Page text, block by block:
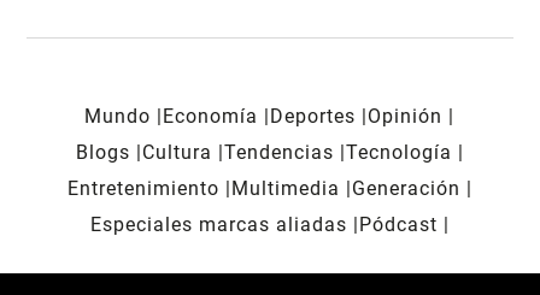
Mundo Economía Deportes
Opinión
Blogs
Cultura Tendencias Tecnología
Entretenimiento
Multimedia
Generación
Especiales marcas aliadas
Pódcast